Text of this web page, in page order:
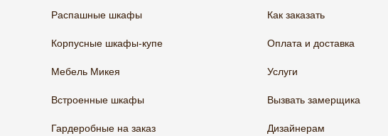
Распашные шкафы
Корпусные шкафы-купе
Мебель Микея
Встроенные шкафы
Гардеробные на заказ
Как заказать
Оплата и доставка
Услуги
Вызвать замерщика
Дизайнерам